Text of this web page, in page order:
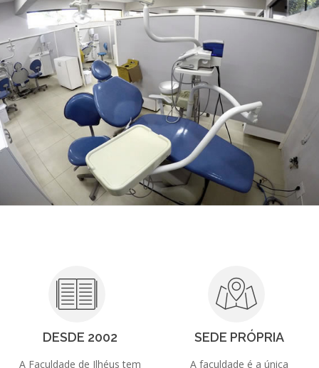
DESDE 2002
A Faculdade de Ilhéus tem
SEDE PRÓPRIA
A faculdade é a única